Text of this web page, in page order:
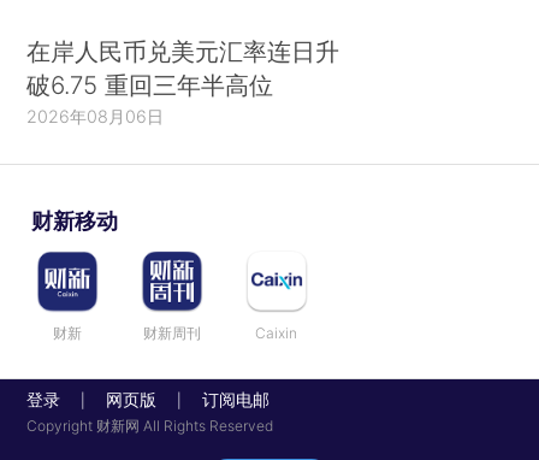
在岸人民币兑美元汇率连日升
破6.75 重回三年半高位
2026年08月06日
财新移动
财新 财新周刊 Caixin
登录 网页版 订阅电邮
Copyright 财新网 All Rights Reserved